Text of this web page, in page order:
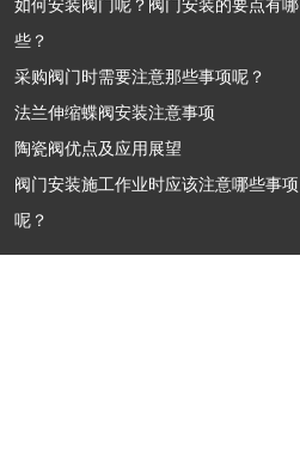
如何安装阀门呢？阀门安装的要点有哪
些？
采购阀门时需要注意那些事项呢？
法兰伸缩蝶阀安装注意事项
陶瓷阀优点及应用展望
阀门安装施工作业时应该注意哪些事项
呢？